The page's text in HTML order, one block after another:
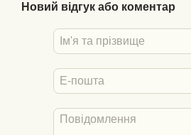
Новий відгук або коментар